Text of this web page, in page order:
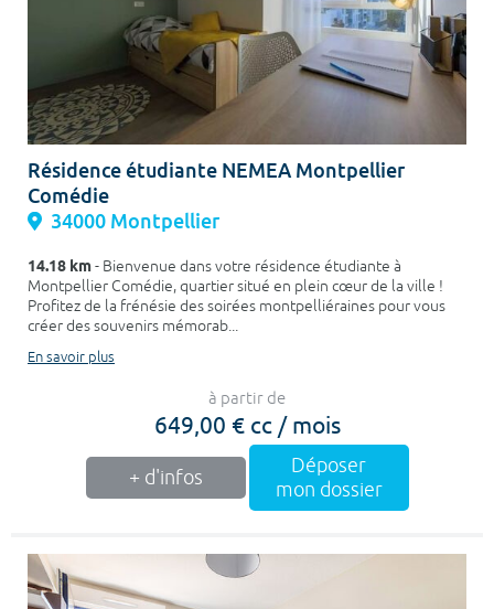
Résidence étudiante NEMEA Montpellier
Comédie
34000 Montpellier
14.18 km- Bienvenue dans votre résidence étudiante à
Montpellier Comédie, quartier situé en plein cœur de la ville !
Profitez de la frénésie des soirées montpelliéraines pour vous
créer des souvenirs mémorab...
En savoir plus
à partir de
649,00 € cc / mois
+ d'infos
Déposer
mon dossier